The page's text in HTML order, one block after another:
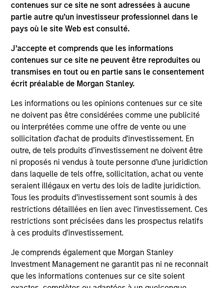
contenues sur ce site ne sont adressées à aucune
partie autre qu’un investisseur professionnel dans le
pays où le site Web est consulté.
J’accepte et comprends que les informations
contenues sur ce site ne peuvent être reproduites ou
transmises en tout ou en partie sans le consentement
écrit préalable de Morgan Stanley.
Les informations ou les opinions contenues sur ce site
ne doivent pas être considérées comme une publicité
ou interprétées comme une offre de vente ou une
sollicitation d'achat de produits d'investissement. En
outre, de tels produits d’investissement ne doivent être
ni proposés ni vendus à toute personne d’une juridiction
dans laquelle de tels offre, sollicitation, achat ou vente
seraient illégaux en vertu des lois de ladite juridiction.
Tous les produits d’investissement sont soumis à des
restrictions détaillées en lien avec l'investissement. Ces
restrictions sont précisées dans les prospectus relatifs
à ces produits d'investissement.
Je comprends également que Morgan Stanley
Investment Management ne garantit pas ni ne reconnait
que les informations contenues sur ce site soient
As of July 25, 2025. The above is provided for informational
and educational purposes only. There is no guarantee that
the investment mentioned resulted in positive performance
current holdings). The trademarks and service marks above
are the property of their respective owners. The information
on this website has not been authorized, sponsored, or
otherwise approved by such owners. By clicking on any
links shown here, you agree that you are navigating to a
only as a convenience and the inclusion of any hyperlink is
not and does not imply any endorsement, approval,
investigation, verification or monitoring by us of any
information contained in any hyperlinked site. In no event
shall we be responsible for the information contained on
the site or your use of such site.